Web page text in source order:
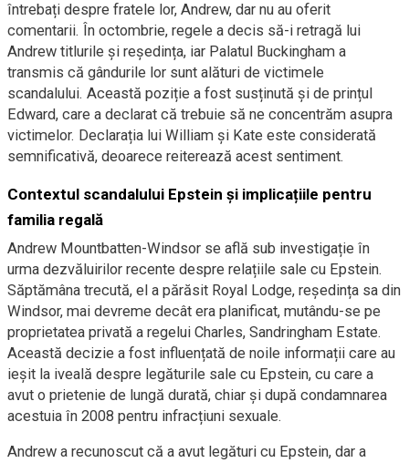
întrebați despre fratele lor, Andrew, dar nu au oferit
comentarii. În octombrie, regele a decis să-i retragă lui
Andrew titlurile și reședința, iar Palatul Buckingham a
transmis că gândurile lor sunt alături de victimele
scandalului. Această poziție a fost susținută și de prințul
Edward, care a declarat că trebuie să ne concentrăm asupra
victimelor. Declarația lui William și Kate este considerată
semnificativă, deoarece reiterează acest sentiment.
Contextul scandalului Epstein și implicațiile pentru
familia regală
Andrew Mountbatten-Windsor se află sub investigație în
urma dezvăluirilor recente despre relațiile sale cu Epstein.
Săptămâna trecută, el a părăsit Royal Lodge, reședința sa din
Windsor, mai devreme decât era planificat, mutându-se pe
proprietatea privată a regelui Charles, Sandringham Estate.
Această decizie a fost influențată de noile informații care au
ieșit la iveală despre legăturile sale cu Epstein, cu care a
avut o prietenie de lungă durată, chiar și după condamnarea
acestuia în 2008 pentru infracțiuni sexuale.
Andrew a recunoscut că a avut legături cu Epstein, dar a